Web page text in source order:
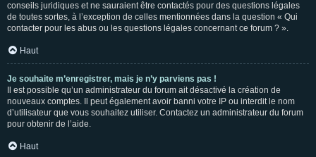
conseils juridiques et ne sauraient être contactés pour des questions légales
de toutes sortes, à l’exception de celles mentionnées dans la question « Qui
contacter pour les abus ou les questions légales concernant ce forum ? ».
Haut
Je souhaite m’enregistrer, mais je n’y parviens pas !
Il est possible qu’un administrateur du forum ait désactivé la création de
nouveaux comptes. Il peut également avoir banni votre IP ou interdit le nom
d’utilisateur que vous souhaitez utiliser. Contactez un administrateur du forum
pour obtenir de l’aide.
Haut